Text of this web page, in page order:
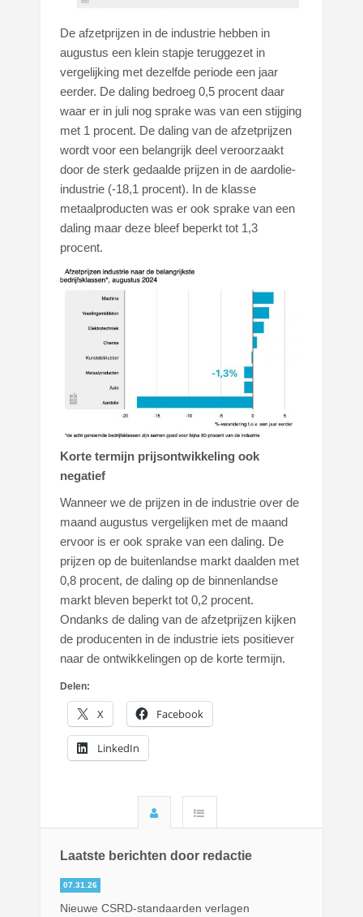
De afzetprijzen in de industrie hebben in
augustus een klein stapje teruggezet in
vergelijking met dezelfde periode een jaar
eerder. De daling bedroeg 0,5 procent daar
waar er in juli nog sprake was van een stijging
met 1 procent. De daling van de afzetprijzen
wordt voor een belangrijk deel veroorzaakt
door de sterk gedaalde prijzen in de aardolie-
industrie (-18,1 procent). In de klasse
metaalproducten was er ook sprake van een
daling maar deze bleef beperkt tot 1,3
procent.
Korte termijn prijsontwikkeling ook
negatief
Wanneer we de prijzen in de industrie over de
maand augustus vergelijken met de maand
ervoor is er ook sprake van een daling. De
prijzen op de buitenlandse markt daalden met
0,8 procent, de daling op de binnenlandse
markt bleven beperkt tot 0,2 procent.
Ondanks de daling van de afzetprijzen kijken
de producenten in de industrie iets positiever
naar de ontwikkelingen op de korte termijn.
Delen:
X Facebook
LinkedIn
Laatste berichten door redactie
07.31.26
Nieuwe CSRD-standaarden verlagen